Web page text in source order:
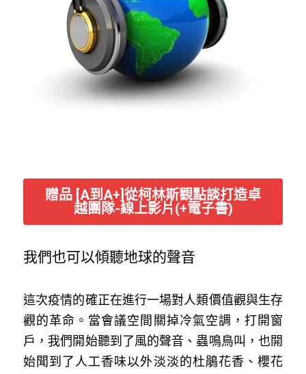
贈品 [A到A+]從柯林斯觀點談打造卓
越團隊-線上影片(+電子書)
我們也可以傾聽地球的聲音
這次疫情的確正在進行一場對人類價值觀與生存
觀的革命。當會議空間關掉冷氣空調，打開窗
戶，我們開始聽到了風的聲音、蟲鳴鳥叫，也開
始聞到了人工香味以外淡淡的杜鵑花香、櫻花